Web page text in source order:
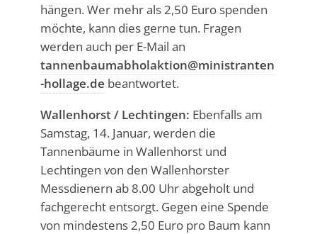
hängen. Wer mehr als 2,50 Euro spenden
möchte, kann dies gerne tun. Fragen
werden auch per E-Mail an
tannenbaumabholaktion@ministranten
-hollage.de beantwortet.
Wallenhorst / Lechtingen: Ebenfalls am
Samstag, 14. Januar, werden die
Tannenbäume in Wallenhorst und
Lechtingen von den Wallenhorster
Messdienern ab 8.00 Uhr abgeholt und
fachgerecht entsorgt. Gegen eine Spende
von mindestens 2,50 Euro pro Baum kann